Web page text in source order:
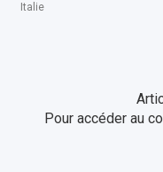
Italie
Pour accéder au